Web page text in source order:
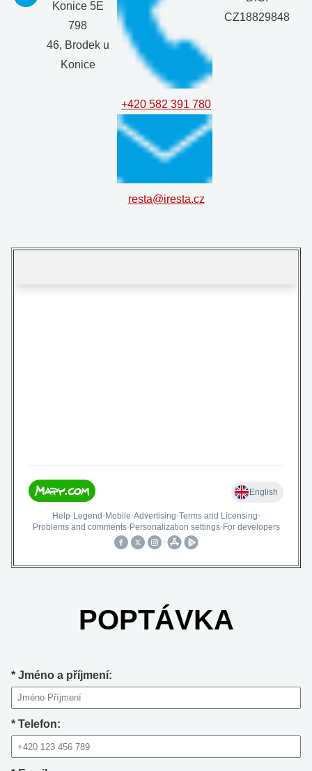
Konice 5E
798
46, Brodek u
Konice
+420 582 391 780
resta@iresta.cz
CZ18829848
POPTÁVKA
* Jméno a příjmení:
* Telefon: